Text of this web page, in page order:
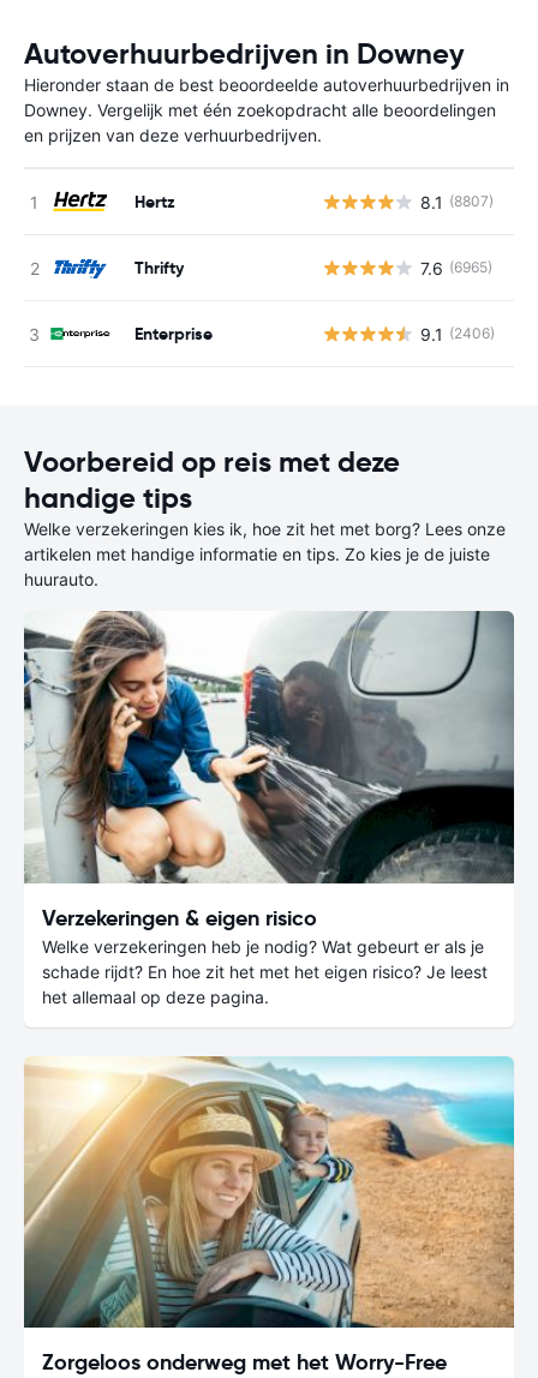
Autoverhuurbedrijven in Downey
Hieronder staan de best beoordeelde autoverhuurbedrijven in
Downey. Vergelijk met één zoekopdracht alle beoordelingen
en prijzen van deze verhuurbedrijven.
Hertz 8.1 (8807)
Thrifty 7.6 (6965)
Enterprise 9.1 (2406)
Voorbereid op reis met deze
handige tips
Welke verzekeringen kies ik, hoe zit het met borg? Lees onze
artikelen met handige informatie en tips. Zo kies je de juiste
huurauto.
Verzekeringen & eigen risico
Welke verzekeringen heb je nodig? Wat gebeurt er als je
schade rijdt? En hoe zit het met het eigen risico? Je leest
het allemaal op deze pagina.
Zorgeloos onderweg met het Worry-Free